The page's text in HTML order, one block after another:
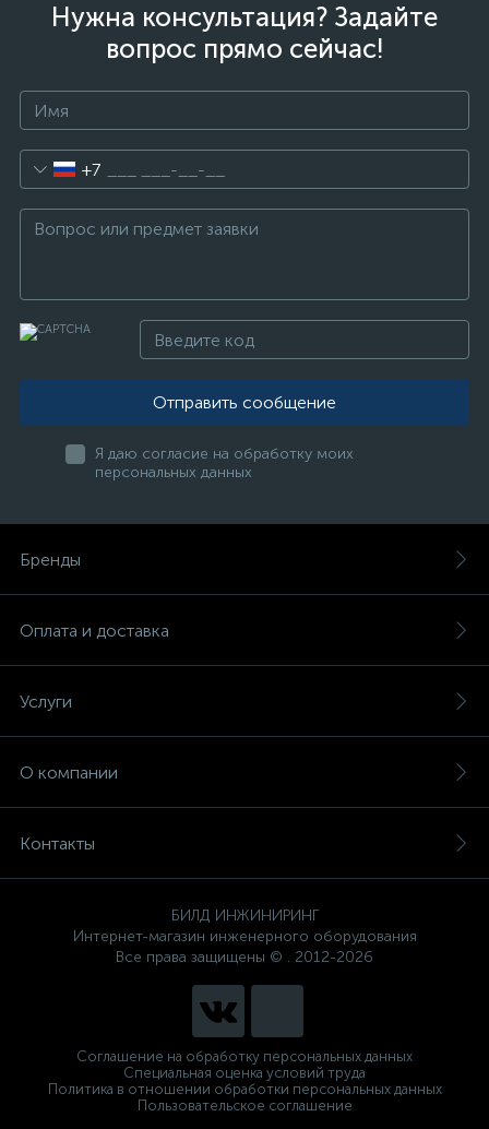
Нужна консультация? Задайте
вопрос прямо сейчас!
+7
Отправить сообщение
Я даю согласие на обработку моих
персональных данных
Бренды
Оплата и доставка
Услуги
О компании
Контакты
БИЛД ИНЖИНИРИНГ
Интернет-магазин инженерного оборудования
Все права защищены © . 2012-2026
Соглашение на обработку персональных данных
Специальная оценка условий труда
Политика в отношении обработки персональных данных
Пользовательское соглашение